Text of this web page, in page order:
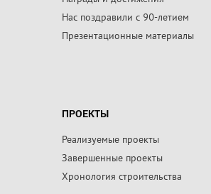
Нас поздравили с 90-летием
Презентационные материалы
ПРОЕКТЫ
Реализуемые проекты
Завершенные проекты
Хронология строительства